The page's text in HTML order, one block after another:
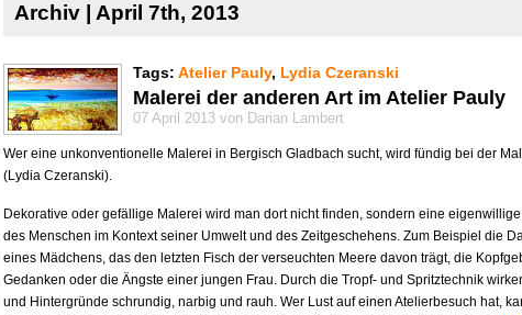
Archiv | April 7th, 2013
Tags: Atelier Pauly, Lydia Czeranski
Malerei der anderen Art im Atelier Pauly
07 April 2013 von Darian Lambert
Wer eine unkonventionelle Malerei in Bergisch Gladbach sucht, wird fündig bei der
(Lydia Czeranski).
Dekorative oder gefällige Malerei wird man dort nicht finden, sondern eine
des Menschen im Kontext seiner Umwelt und des Zeitgeschehens. Zum Beispiel die
eines Mädchens, das den letzten Fisch der verseuchten Meere davon trägt, die
Gedanken oder die Ängste einer jungen Frau. Durch die Tropf- und Spritztechnik
und Hintergründe schrundig, narbig und rauh. Wer Lust auf einen Atelierbesuch hat,